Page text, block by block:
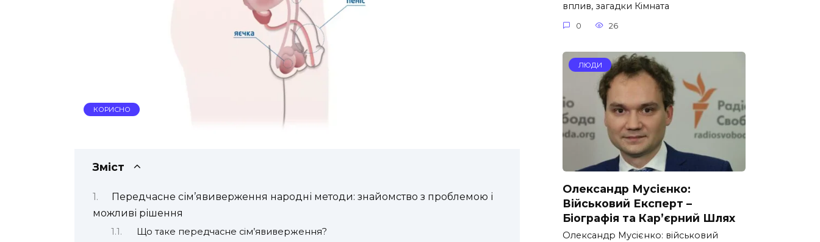
КОРИСНО
Зміст
Передчасне сім’явиверження народні методи: знайомство з проблемою і
можливі рішення
Що таке передчасне сім’явиверження?
вплив, загадки Кімната
0 26
ЛЮДИ
Олександр Мусієнко:
Військовий Експерт –
Біографія та Кар’єрний Шлях
Олександр Мусієнко: військовий